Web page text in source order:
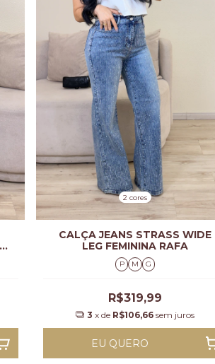
2 cores
CALÇA JEANS STRASS WIDE
LEG FEMININA RAFA
P M G
R$319,99
3 x de R$106,66 sem juros
EU QUERO